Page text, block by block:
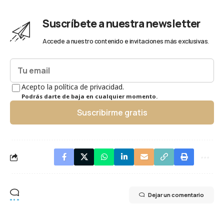
Suscríbete a nuestra newsletter
Accede a nuestro contenido e invitaciones más exclusivas.
Acepto la política de privacidad.
Podrás darte de baja en cualquier momento.
Suscribirme gratis
Dejar un comentario